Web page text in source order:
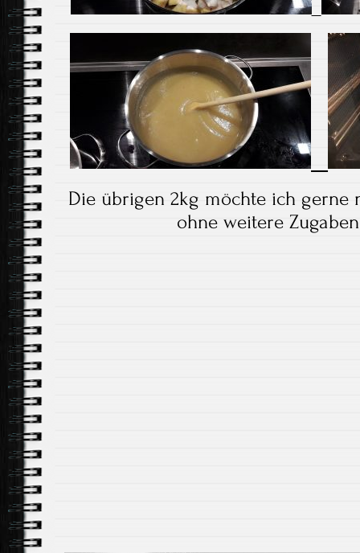
Die übrigen 2kg möchte ich gerne
ohne weitere